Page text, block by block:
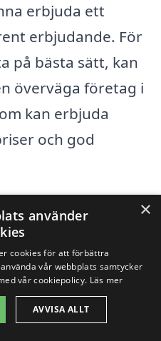
erbjuda ett
erbjudande. För
på bästa sätt, kan
överväga företag i
kan erbjuda
och god
där du kan hitta
för
×
använder
cookies för att förbättra
vår webbplats samtycker
vår cookiepolicy. Läs mer
AVVISA ALLT